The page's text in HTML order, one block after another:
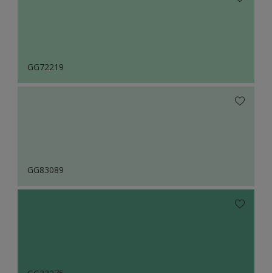
GG72219
GG83089